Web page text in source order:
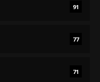
91
77
71